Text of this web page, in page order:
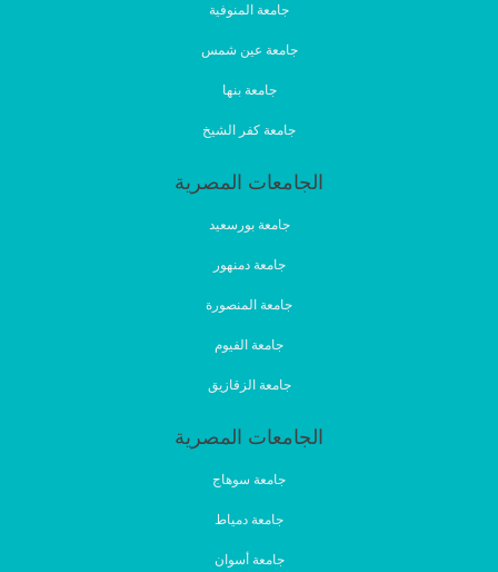
جامعة المنوفية
جامعة عين شمس
جامعة بنها
جامعة كفر الشيخ
الجامعات المصرية
جامعة بورسعيد
جامعة دمنهور
جامعة المنصورة
جامعة الفيوم
جامعة الزقازيق
الجامعات المصرية
جامعة سوهاج
جامعة دمياط
جامعة أسوان